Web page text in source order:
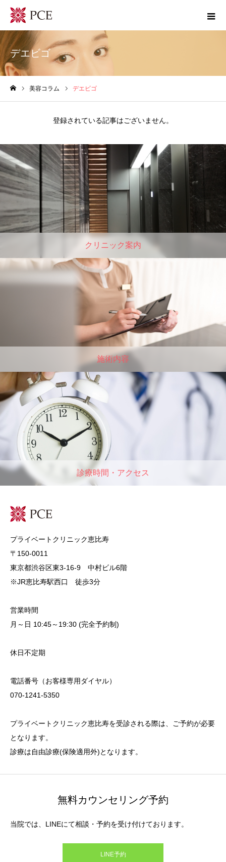
デエビゴ
美容コラム デエビゴ
登録されている記事はございません。
クリニック案内
施術内容
診療時間・アクセス
プライベートクリニック恵比寿
〒150-0011
東京都渋谷区東3-16-9 中村ビル6階
※JR恵比寿駅西口 徒歩3分
営業時間
月～日 10:45～19:30 (完全予約制)
休日不定期
電話番号（お客様専用ダイヤル）
070-1241-5350
プライベートクリニック恵比寿を受診される際は、ご予約が必要
となります。
診療は自由診療(保険適用外)となります。
無料カウンセリング予約
当院では、LINEにて相談・予約を受け付けております。
LINE予約